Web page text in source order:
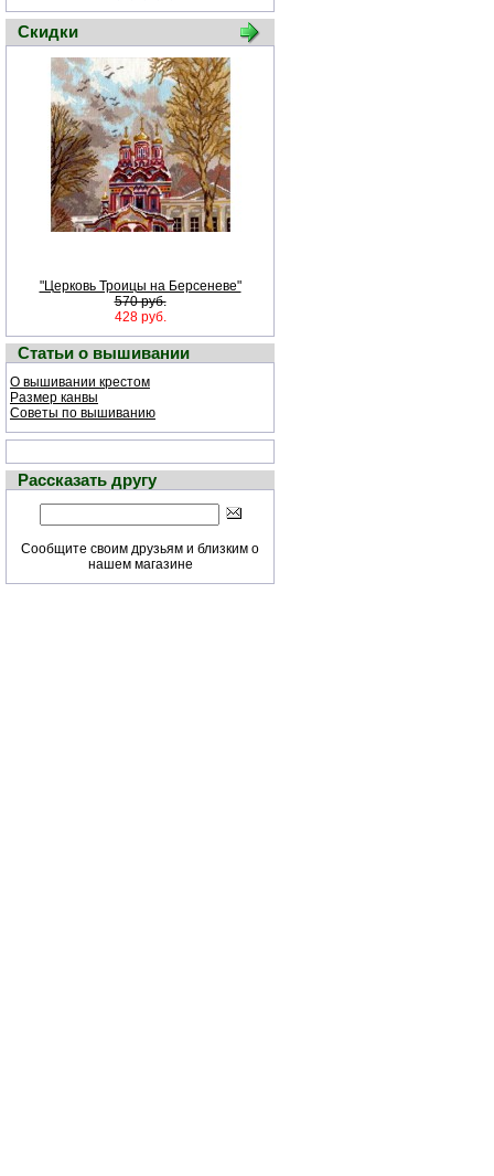
Скидки
"Церковь Троицы на Берсеневе"
570 руб.
428 руб.
Статьи о вышивании
О вышивании крестом
Размер канвы
Советы по вышиванию
Рассказать другу
Сообщите своим друзьям и близким о
нашем магазине